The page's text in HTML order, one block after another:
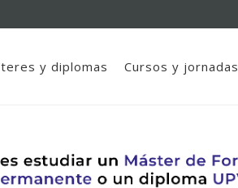
y diplomas Cursos y jornadas